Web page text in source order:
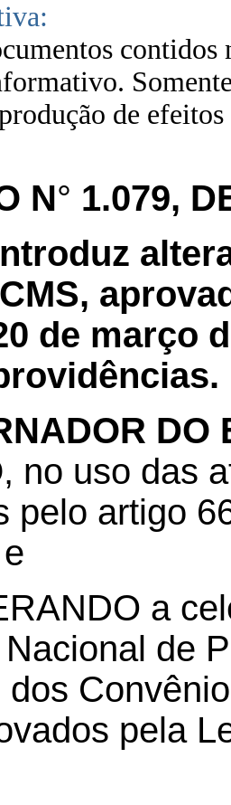
contidos
de
N° 1.079,
de março
DO
, no uso das
pelo artigo
a
de
dos
pela